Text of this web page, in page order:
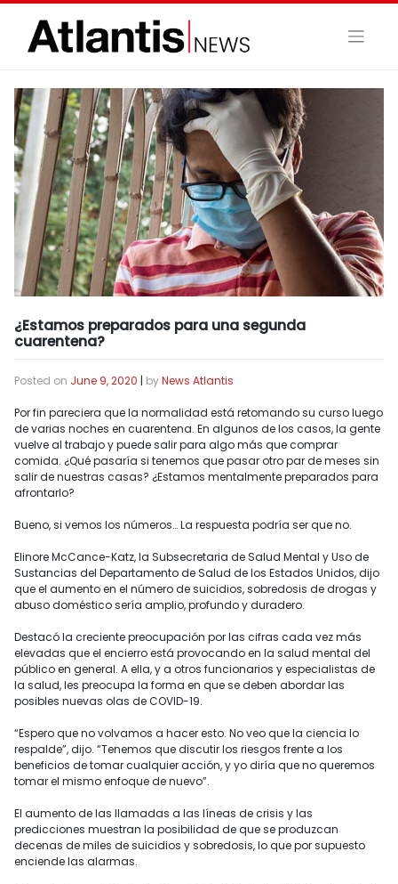
Skip
content
¿Estamos preparados para una segunda
cuarentena?
Posted on June 9, 2020 | byNews Atlantis
Por fin pareciera que la normalidad está retomando su curso luego
de varias noches en cuarentena. En algunos de los casos, la gente
vuelve al trabajo y puede salir para algo más que comprar
comida. ¿Qué pasaría si tenemos que pasar otro par de meses sin
salir de nuestras casas? ¿Estamos mentalmente preparados para
afrontarlo?
Bueno, si vemos los números… La respuesta podría ser que no.
Elinore McCance-Katz, la Subsecretaria de Salud Mental y Uso de
Sustancias del Departamento de Salud de los Estados Unidos, dijo
que el aumento en el número de suicidios, sobredosis de drogas y
abuso doméstico sería amplio, profundo y duradero.
Destacó la creciente preocupación por las cifras cada vez más
elevadas que el encierro está provocando en la salud mental del
público en general. A ella, y a otros funcionarios y especialistas de
la salud, les preocupa la forma en que se deben abordar las
posibles nuevas olas de COVID-19.
“Espero que no volvamos a hacer esto. No veo que la ciencia lo
respalde”, dijo. “Tenemos que discutir los riesgos frente a los
beneficios de tomar cualquier acción, y yo diría que no queremos
tomar el mismo enfoque de nuevo”.
El aumento de las llamadas a las líneas de crisis y las
predicciones muestran la posibilidad de que se produzcan
decenas de miles de suicidios y sobredosis, lo que por supuesto
enciende las alarmas.